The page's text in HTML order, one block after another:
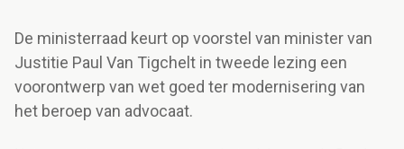
De ministerraad keurt op voorstel van minister van
Justitie Paul Van Tigchelt in tweede lezing een
voorontwerp van wet goed ter modernisering van
het beroep van advocaat.